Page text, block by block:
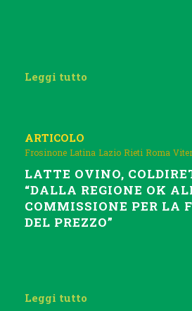
Leggi tutto
ARTICOLO
Frosinone Latina Lazio Rieti Roma
LATTE OVINO,
“DALLA REGIONE OK
COMMISSIONE PER LA
DEL PREZZO”
Leggi tutto